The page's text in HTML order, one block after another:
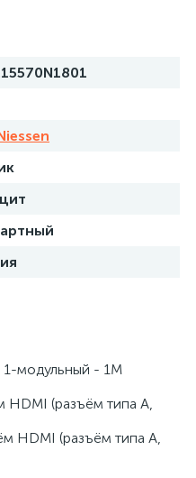
1-модульный - 1М
HDMI (разъём типа А,
HDMI (разъём типа А,